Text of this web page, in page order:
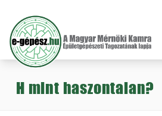
H mint haszontalan?